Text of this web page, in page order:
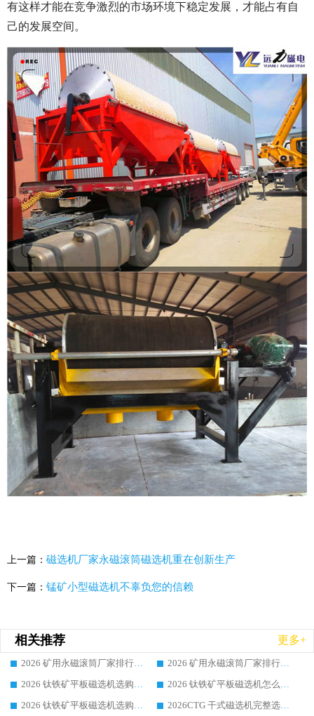
有这样才能在竞争激烈的市场环境下稳定发展，才能占有自
己的发展空间。
上一篇： 磁选机厂家永磁滚筒磁选机重在创新生产
下一篇： 锰矿小型磁选机不辜负您的信赖
相关推荐 更多+
2026 矿用永磁滚筒厂家排行榜选购干货指南 行业口碑标杆华体会手机网页版-华体会(中国) 实力出众
2026 矿用永磁滚筒厂家排行榜选购指南，行业口碑领域强者华体会手机网页版-华体会(中国)
2026 钛铁矿平板磁选机选购全攻略 市场公认优质品牌厂家实力排行榜
2026 钛铁矿平板磁选机怎么选 靠谱生产企业实力排行榜选购参考攻略
2026 钛铁矿平板磁选机选购指南 行业口碑优选品牌生产企业实力排行榜
2026CTG 干式磁选机完整选购指南 行业口碑顶尖靠谱生产龙头厂家实力推荐